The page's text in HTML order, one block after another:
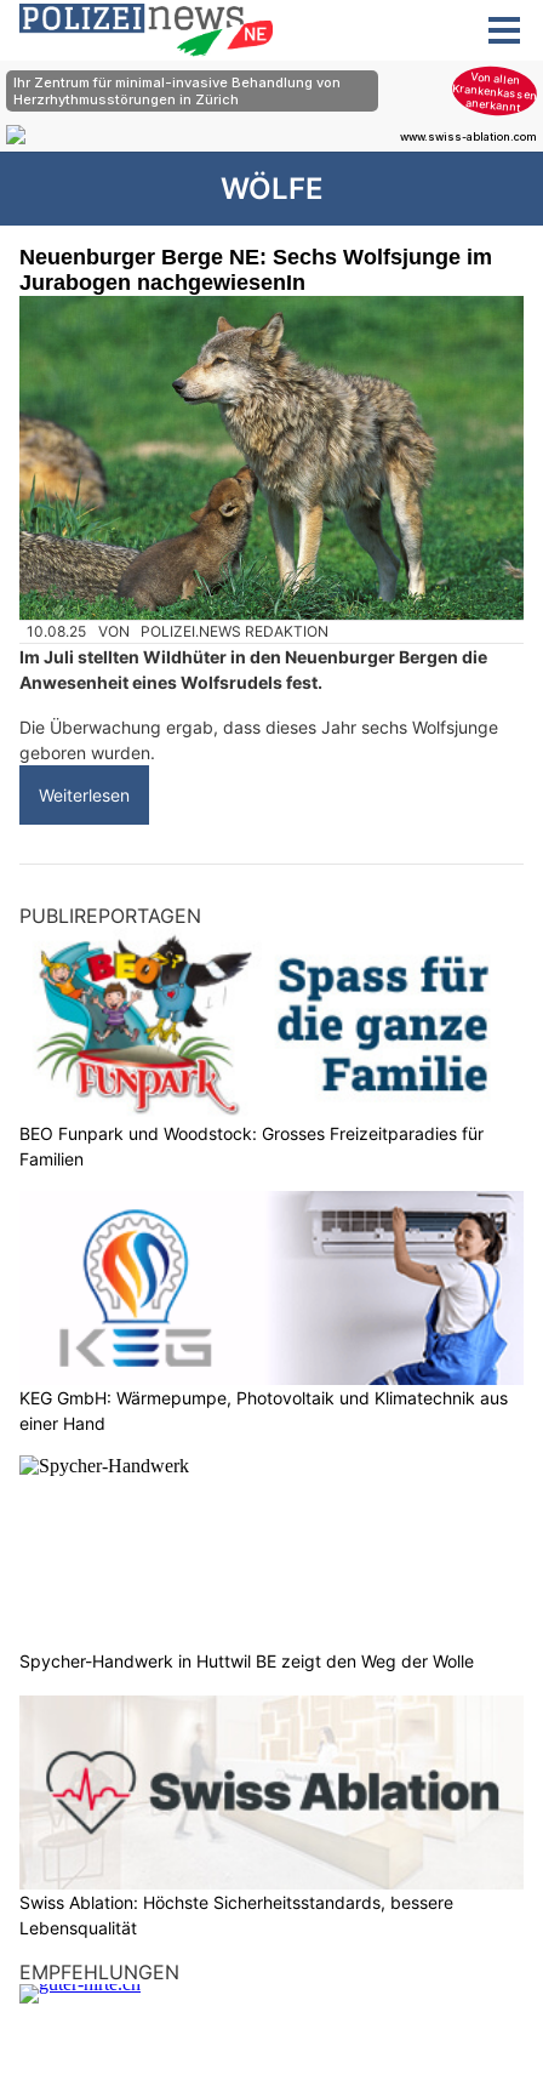
WÖLFE
Neuenburger Berge NE: Sechs Wolfsjunge im
Jurabogen nachgewiesenIn
10.08.25 VON POLIZEI.NEWS REDAKTION
Im Juli stellten Wildhüter in den Neuenburger Bergen die
Anwesenheit eines Wolfsrudels fest.
Die Überwachung ergab, dass dieses Jahr sechs Wolfsjunge
geboren wurden.
Weiterlesen
PUBLIREPORTAGEN
BEO Funpark und Woodstock: Grosses Freizeitparadies für
Familien
KEG GmbH: Wärmepumpe, Photovoltaik und Klimatechnik aus
einer Hand
Spycher-Handwerk in Huttwil BE zeigt den Weg der Wolle
Swiss Ablation: Höchste Sicherheitsstandards, bessere
Lebensqualität
EMPFEHLUNGEN